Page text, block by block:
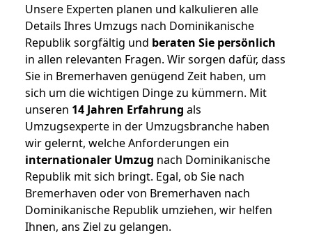
Unsere Experten planen und kalkulieren alle
Details Ihres Umzugs nach Dominikanische
Republik sorgfältig und beraten Sie persönlich
in allen relevanten Fragen. Wir sorgen dafür, dass
Sie in Bremerhaven genügend Zeit haben, um
sich um die wichtigen Dinge zu kümmern. Mit
unseren 14 Jahren Erfahrung als
Umzugsexperte in der Umzugsbranche haben
wir gelernt, welche Anforderungen ein
internationaler Umzug nach Dominikanische
Republik mit sich bringt. Egal, ob Sie nach
Bremerhaven oder von Bremerhaven nach
Dominikanische Republik umziehen, wir helfen
Ihnen, ans Ziel zu gelangen.